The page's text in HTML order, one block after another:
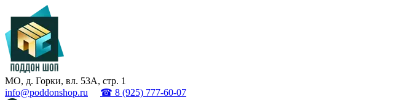
МО, д. Горки, вл. 53А, стр. 1
info@poddonshop.ru
☎ 8 (925) 777-60-07